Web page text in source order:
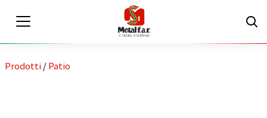
Prodotti / Patio